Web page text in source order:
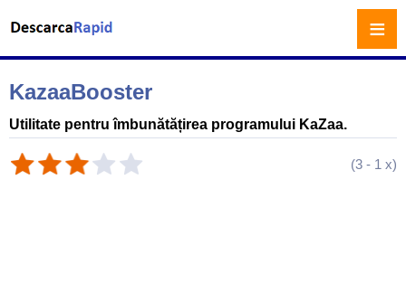
KazaaBooster
Utilitate pentru îmbunătățirea programului KaZaa.
(3 - 1 x)
≡